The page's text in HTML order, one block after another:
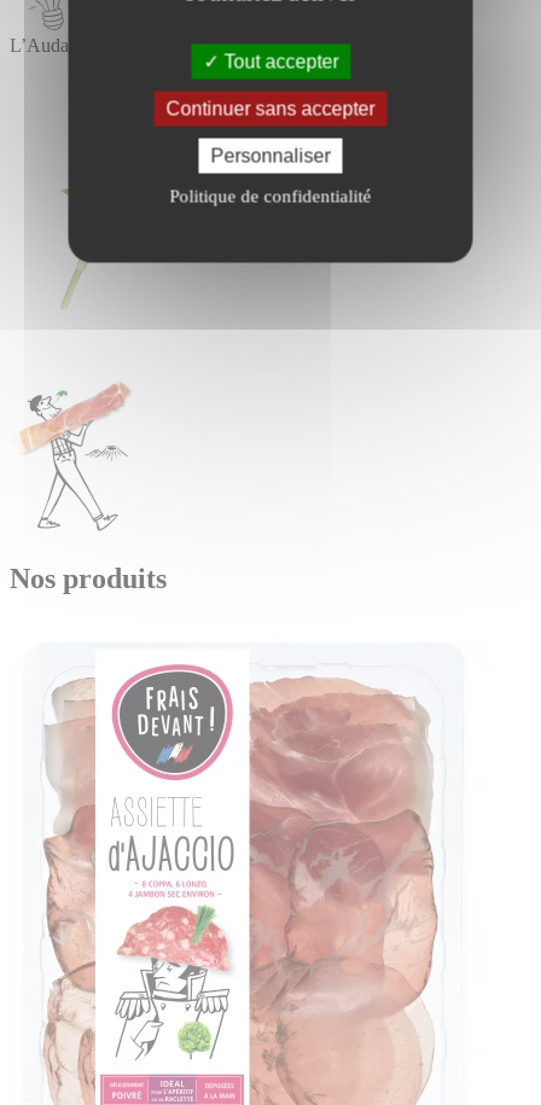
Tout accepter
Continuer sans accepter
Personnaliser
Politique de confidentialité
L’Audace
Nos produits